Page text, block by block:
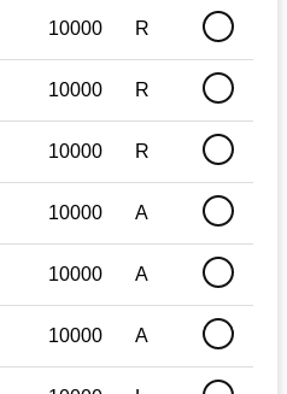
10000 R
10000 R
10000 R
10000 A
10000 A
10000 A